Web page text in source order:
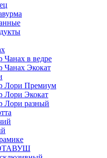
Чанах в ведре
Чанах Экокат
Лори Премиум
Лори Экокат
Лори разный